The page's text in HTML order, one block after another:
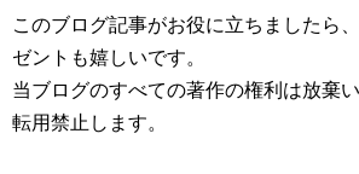
このブログ記事がお役に立ちましたら、
ゼントも嬉しいです。
当ブログのすべての著作の権利は放棄
転用禁止します。